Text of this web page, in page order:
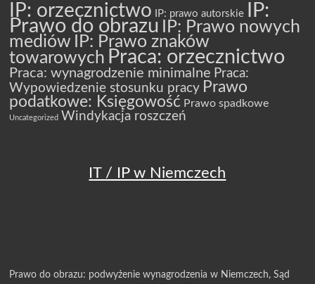
IP: orzecznictwo IP: prawo autorskie IP:
Prawo do obrazu
IP: Prawo nowych
mediów
IP: Prawo znaków
towarowych Praca: orzecznictwo
Praca: wynagrodzenie minimalne Praca:
Wypowiedzenie stosunku pracy Prawo
podatkowe: Księgowość Prawo spadkowe
Uncategorized Windykacja roszczeń
IT / IP w Niemczech
Prawo do obrazu: podwyżenie wynagrodzenia w Niemczech, Sąd